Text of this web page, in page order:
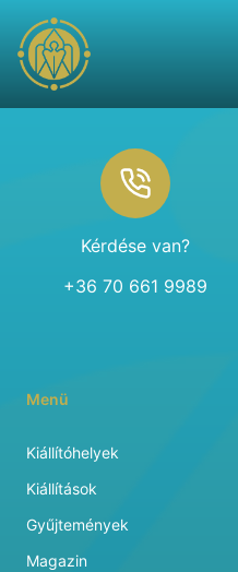
Kérdése van?
+36 70 661 9989
Menü
Kiállítóhelyek
Kiállítások
Gyűjtemények
Magazin